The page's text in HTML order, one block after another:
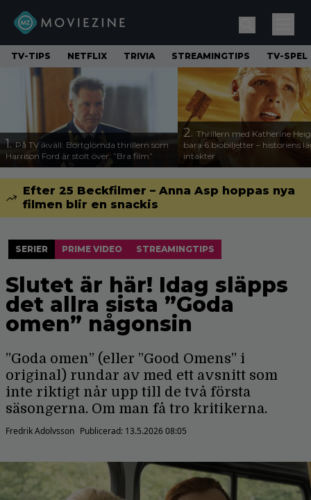
TV-TIPS NETFLIX TRIVIA STREAMINGTIPS TV-SPEL
1. På TV ikväll: Bortglömda thrillern som
Harrison Ford är stolt över: ”Bra film”
2. Thrillern med Katherine
bara 6 biobiljetter – historiens
intäkter
Efter 25 Beckfilmer – Anna Asp hoppas nya
filmen blir en snackis
SERIER PRIME VIDEO STREAMINGTIPS
Slutet är här! Idag släpps
det allra sista ”Goda
omen” någonsin
”Goda omen” (eller ”Good Omens” i
original) rundar av med ett avsnitt som
inte riktigt når upp till de två första
säsongerna. Om man få tro kritikerna.
Fredrik Adolvsson Publicerad: 13.5.2026 08:05